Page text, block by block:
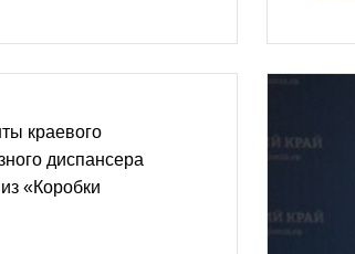
краевого
диспансера
«Коробки